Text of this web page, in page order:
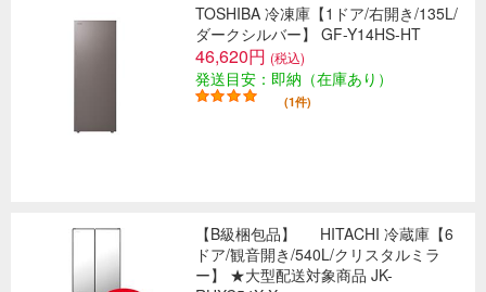
TOSHIBA 冷凍庫【1ドア/右開き/135L/
ダークシルバー】 GF-Y14HS-HT
46,620円 (税込)
発送目安：即納（在庫あり）
(1件)
【B級梱包品】
HITACHI 冷蔵庫【6
ドア/観音開き/540L/クリスタルミラ
ー】 ★大型配送対象商品 JK-